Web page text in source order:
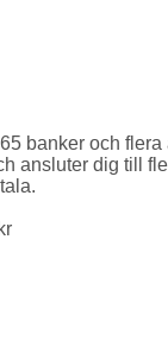
banker och flera
ansluter dig till